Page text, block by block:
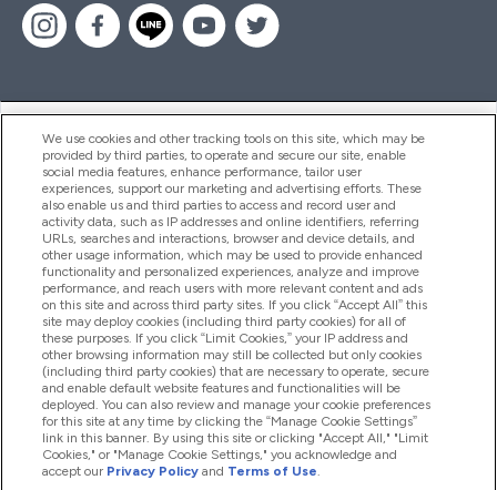
ヘルプ＆ガイド
商品について
会社概要
特典＆ポイント
2026 The Hut.com Ltd
We use cookies and other tracking tools on this site, which may be
provided by third parties, to operate and secure our site, enable
social media features, enhance performance, tailor user
experiences, support our marketing and advertising efforts. These
also enable us and third parties to access and record user and
activity data, such as IP addresses and online identifiers, referring
URLs, searches and interactions, browser and device details, and
other usage information, which may be used to provide enhanced
functionality and personalized experiences, analyze and improve
performance, and reach users with more relevant content and ads
on this site and across third party sites. If you click “Accept All” this
site may deploy cookies (including third party cookies) for all of
these purposes. If you click “Limit Cookies,” your IP address and
other browsing information may still be collected but only cookies
(including third party cookies) that are necessary to operate, secure
and enable default website features and functionalities will be
deployed. You can also review and manage your cookie preferences
for this site at any time by clicking the “Manage Cookie Settings”
link in this banner. By using this site or clicking "Accept All," "Limit
Cookies," or "Manage Cookie Settings," you acknowledge and
accept our Privacy Policy and Terms of Use.